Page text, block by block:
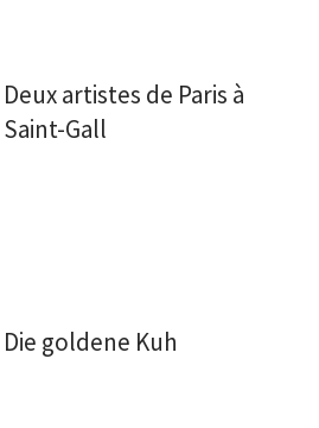
Deux artistes de Paris à
Saint-Gall
Die goldene Kuh